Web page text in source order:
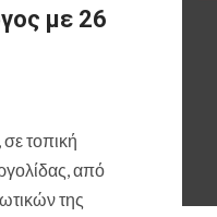
με 26
τοπική
από
της